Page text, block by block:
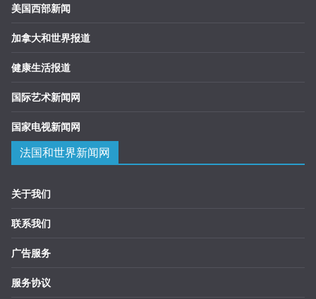
美国西部新闻
加拿大和世界报道
健康生活报道
国际艺术新闻网
国家电视新闻网
法国和世界新闻网
关于我们
联系我们
广告服务
服务协议